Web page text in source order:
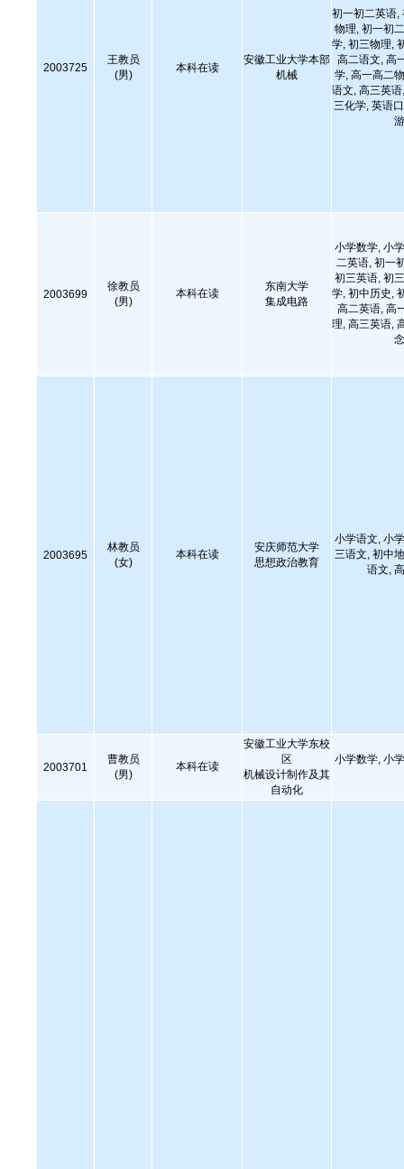
2003725
王教员
(男)
本科在读
安徽工业大学本部
机械
初一初二英语,
物理, 初一初
学, 初三物理,
高二语文, 高
学, 高一高二
语文, 高三英
三化学, 英语
2003699
徐教员
(男)
本科在读
东南大学
集成电路
小学数学, 小
二英语, 初一
初三英语, 初
学, 初中历史,
高二英语, 高
理, 高三英语,
2003695
林教员
(女)
本科在读
安庆师范大学
思想政治教育
小学语文, 小
三语文, 初中
语文,
2003701
曹教员
(男)
本科在读
安徽工业大学东校
区
机械设计制作及其
自动化
小学数学, 小